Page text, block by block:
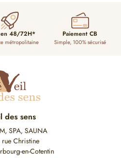
en 48/72H*
métropolitaine
Paiement CB
Simple, 100% sécurisé
des sens
SPA, SAUNA
rue Christine
en-Cotentin